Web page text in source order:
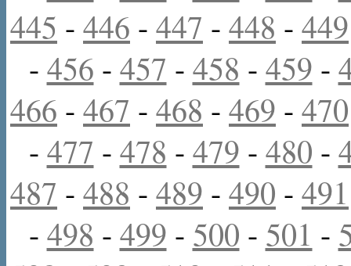
445 - 446 - 447 - 448 - 449
- 456 - 457 - 458 - 459 -
466 - 467 - 468 - 469 - 470
- 477 - 478 - 479 - 480 -
487 - 488 - 489 - 490 - 491
- 498 - 499 - 500 - 501 -